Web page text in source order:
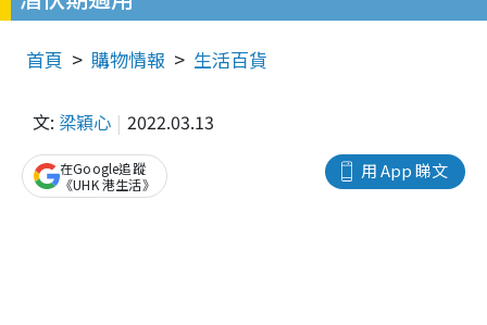
首頁 購物情報 生活百貨
文: 梁穎心 2022.03.13
用 App 睇文
在Google追蹤
《UHK 港生活》